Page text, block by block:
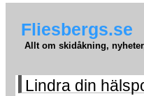
Fliesbergs.se
Allt om skidåkning,
Lindra din